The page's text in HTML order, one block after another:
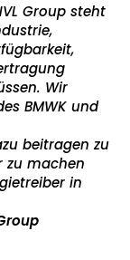
Group steht
Wir
BMWK und
beitragen zu
zu machen
in